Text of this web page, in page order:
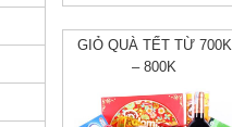
GIỎ QUÀ TẾT TỪ 700K
– 800K